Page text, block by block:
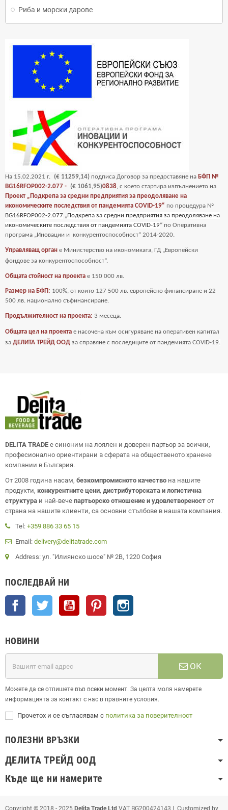
Риба и морски дарове
На 15.02.2021 г. (€ 11259,14) подписа Договор за предоставяне на БФП №
BG16RFOP002-2.077 - (€ 1061,95)0838, с което стартира изпълнението на
Проект „Подкрепа за средни предприятия за преодоляване на
икономическите последствия от пандемията COVID-19“ по процедура №
BG16RFOP002-2.077 „Подкрепа за средни предприятия за преодоляване на
икономическите последствия от пандемията COVID-19“ по Оперативна
програма „Иновации и конкурентоспособност” 2014-2020.
Управляващ орган е Министерство на икономиката, ГД „Европейски
фондове за конкурентоспособност“.
Общата стойност на проекта е 150 000 лв.
Размер на БФП: 100%, от които 127 500 лв. европейско финансиране и 22
500 лв. национално съфинансиране.
Продължителност на проекта: 3 месеца.
Общата цел на проекта е насочена към осигуряване на оперативен капитал
за ДЕЛИТА ТРЕЙД ООД за справяне с последиците от пандемията COVID-19.
DELITA TRADE е синоним на лоялен и доверен партьор за всички,
професионално ориентирани в сферата на общественото хранене
компании в България.
От 2008 година насам, безкомпромисното качество на нашите
продукти, конкурентните цени, дистрибуторската и логистична
структура и най-вече партьорско отношение и удовлетвореност от
страна на нашите клиенти, са основни стълбове в нашата компания.
Tel: +359 886 33 65 15
Email: delivery@delitatrade.com
Address: ул. "Илиянско шосе" № 2В, 1220 София
ПОСЛЕДВАЙ НИ
Facebook Twitter YouTube Pinterest
НОВИНИ
ОК
Можете да се отпишете във всеки момент. За целта моля намерете
информацията за контакт с нас в правните условия.
Прочетох и се съгласявам с политика за поверителност
ПОЛЕЗНИ ВРЪЗКИ
ДЕЛИТА ТРЕЙД ООД
Къде ще ни намерите
Copyright © 2018 - 2025 Delita Trade Ltd VAT BG200424143 | Customized by